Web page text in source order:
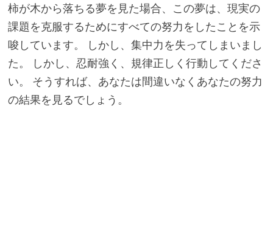
柿が木から落ちる夢を見た場合、この夢は、現実の
課題を克服するためにすべての努力をしたことを示
唆しています。 しかし、集中力を失ってしまいまし
た。 しかし、忍耐強く、規律正しく行動してくださ
い。 そうすれば、あなたは間違いなくあなたの努力
の結果を見るでしょう。